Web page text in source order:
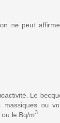
ne peut
Le
ou
ou le Bq/m3